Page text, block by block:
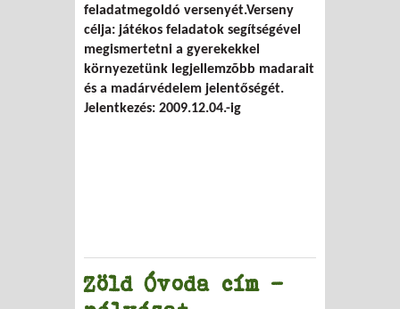
feladatmegoldó versenyét.Verseny
célja: játékos feladatok segítségével
megismertetni a gyerekekkel
környezetünk legjellemzõbb madarait
és a madárvédelem jelentőségét.
Jelentkezés: 2009.12.04.-ig
Zöld Óvoda cím -